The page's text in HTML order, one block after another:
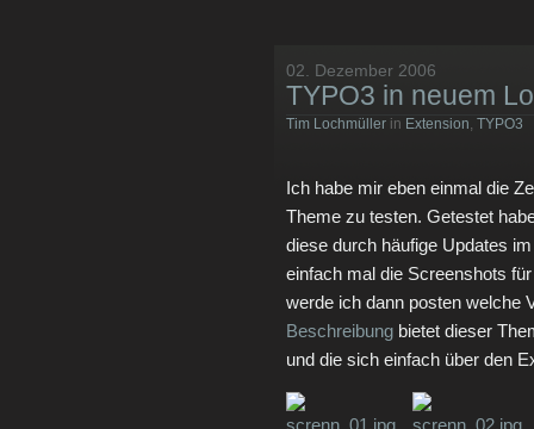
02. Dezember 2006
TYPO3 in neuem
Tim Lochmüller in Extension, TYPO3
Ich habe mir eben einmal die
Theme zu testen. Getestet
diese durch häufige Updates
einfach mal die Screenshots
werde ich dann posten welche
Beschreibung bietet dieser
und die sich einfach über den